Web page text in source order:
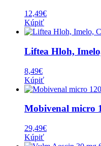
12,49€
Kúpiť
Liftea Hloh,
8,49€
Kúpiť
Mobivenal micro
29,49€
Kúpiť